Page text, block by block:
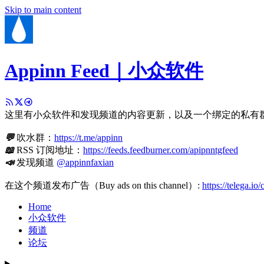
Skip to main content
Appinn Feed｜小众软件
这里有小众软件和发现频道的内容更新，以及一个绑定的私有
💬吹水群： https://t.me/appinn
📖RSS 订阅地址： https://feeds.feedburner.com/apipnntgfeed
📣发现频道 @appinnfaxian
在这个频道发布广告（Buy ads on this channel）: https://telega.io/
Home
小众软件
频道
论坛